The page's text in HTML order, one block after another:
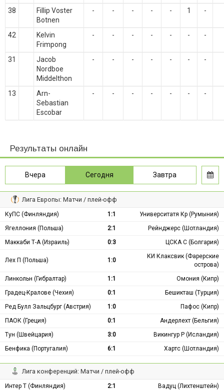
38
Fillip Voster
Botnen
- - - - - 1 -
42
Kelvin
Frimpong
- - - - - - -
31
Jacob
Nordboe
Middelthon
- - - - - - -
13
Arn-
Sebastian
Escobar
- - - - - - -
Результаты онлайн
Вчера Сегодня Завтра
Лига Европы: Матчи / плей-офф
КуПС (Финляндия) 1:1
Университатя Кр (Румыния)
Ягеллония (Польша)
2:1
Рейнджерс (Шотландия)
Маккаби Т-А (Израиль)
0:3 ЦСКА С (Болгария)
Лех П (Польша) 1:0
КИ Клаксвик (Фарерские
острова)
Линкольн (Гибралтар)
1:1
Омония (Кипр)
Градец-Кралове (Чехия)
0:1
Бешикташ (Турция)
Ред Булл Зальцбург (Австрия)
1:0
Пафос (Кипр)
ПАОК (Греция)
0:1
Андерлехт (Бельгия)
Тун (Швейцария)
3:0
Викингур Р (Исландия)
Бенфика (Португалия)
6:1 Хартс (Шотландия)
Лига конференций: Матчи / плей-офф
Интер Т (Финляндия) 2:1
Вадуц (Лихтенштейн)